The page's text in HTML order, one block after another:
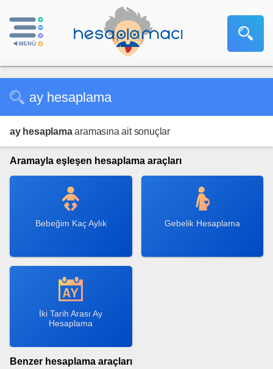
ay hesaplama
ay hesaplamaaramasına ait sonuçlar
Aramayla eşleşen hesaplama araçları
Bebeğim Kaç Aylık Gebelik Hesaplama
İki Tarih Arası Ay
Hesaplama
Benzer hesaplama araçları